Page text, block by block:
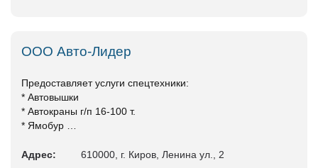
ООО Авто-Лидер
Предоставляет услуги спецтехники:
* Автовышки
* Автокраны г/п 16-100 т.
* Ямобур …
Адрес: 610000, г. Киров, Ленина ул., 2